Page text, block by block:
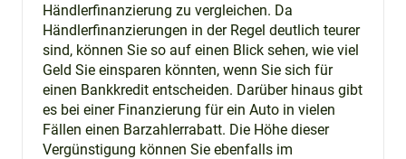
Händlerfinanzierung zu vergleichen. Da
Händlerfinanzierungen in der Regel deutlich teurer
sind, können Sie so auf einen Blick sehen, wie viel
Geld Sie einsparen könnten, wenn Sie sich für
einen Bankkredit entscheiden. Darüber hinaus gibt
es bei einer Finanzierung für ein Auto in vielen
Fällen einen Barzahlerrabatt. Die Höhe dieser
Vergünstigung können Sie ebenfalls im